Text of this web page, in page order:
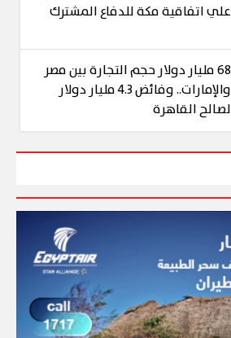
علي اتفاقية مكة للدفاع المشترك
68 مليار دولار حجم التجارة بين مصر
والإمارات.. وفائض 4.3 مليار دولار
لصالح القاهرة